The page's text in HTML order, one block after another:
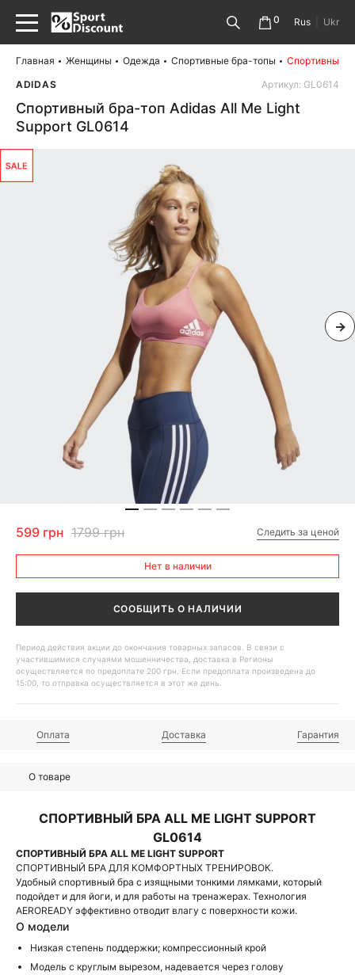
0 Rus Ukr
Главная Женщины Одежда Спортивные бра-топы
Спортивный
ADIDAS
Артикул: GL0614
Спортивный бра-топ Adidas All Me Light
Support GL0614
599 грн 1799 грн Следить за ценой
Нет в наличии
СООБЩИТЬ О НАЛИЧИИ
Период действия акции до окончания товарных запасов. В связи с
участившимися случаями мошенничества, доставка в Регионы
осуществляется по предоплате 200 грн. Если предоплата произведена до
15:00, то отправка осуществляется в этот же день.
Оплата Доставка Гарантия
О товаре
СПОРТИВНЫЙ БРА ALL ME LIGHT SUPPORT
GL0614
СПОРТИВНЫЙ БРА ALL ME LIGHT SUPPORT
СПОРТИВНЫЙ БРА ДЛЯ КОМФОРТНЫХ ТРЕНИРОВОК.
Удобный спортивный бра с изящными тонкими лямками, который
подойдет и для йоги, и для работы на тренажерах. Технология
AEROREADY эффективно отводит влагу с поверхности кожи.
О модели
Низкая степень поддержки; компрессионный крой
Модель с круглым вырезом, надевается через голову